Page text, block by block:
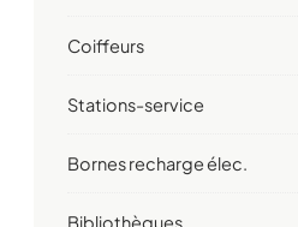
Coiffeurs
Stations-service
Bornes recharge élec.
Bibliothèques